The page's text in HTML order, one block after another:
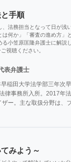
手順
法務担当となって日が浅
何か」「審査の進め方
小笠原匡隆弁護士に解
視聴ください。
表弁護士
稲田大学法学部三年次
律事務所入所。2017年
ー。主な取扱分野は、
みよう～